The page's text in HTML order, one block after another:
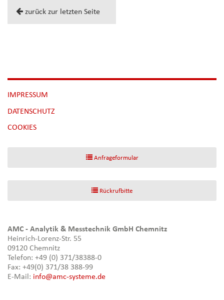
zurück zur letzten Seite
NAVIGATION
ÜBERSPRINGEN
IMPRESSUM
DATENSCHUTZ
[NBSP]
COOKIES
Anfrageformular
Rückrufbitte
AMC - Analytik & Messtechnik GmbH Chemnitz
Heinrich-Lorenz-Str. 55
09120 Chemnitz
Telefon: +49 (0) 371/38388-0
Fax: +49(0) 371/38 388-99
E-Mail: info@amc-systeme.de